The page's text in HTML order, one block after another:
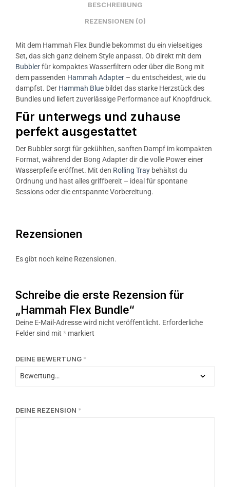
BESCHREIBUNG
REZENSIONEN (0)
Mit dem Hammah Flex Bundle bekommst du ein vielseitiges
Set, das sich ganz deinem Style anpasst. Ob direkt mit dem
Bubblerfür kompaktes Wasserfiltern oder über die Bong mit
dem passenden Hammah Adapter – du entscheidest, wie du
dampfst. Der Hammah Blue bildet das starke Herzstück des
Bundles und liefert zuverlässige Performance auf Knopfdruck.
Für unterwegs und zuhause
perfekt ausgestattet
Der Bubbler sorgt für gekühlten, sanften Dampf im kompakten
Format, während der Bong Adapter dir die volle Power einer
Wasserpfeife eröffnet. Mit den Rolling Tray behältst du
Ordnung und hast alles griffbereit – ideal für spontane
Sessions oder die entspannte Vorbereitung.
Rezensionen
Es gibt noch keine Rezensionen.
Schreibe die erste Rezension für
„Hammah Flex Bundle“
Deine E-Mail-Adresse wird nicht veröffentlicht. Erforderliche
Felder sind mit * markiert
DEINE BEWERTUNG *
DEINE REZENSION *